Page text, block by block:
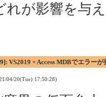
れが影響を与
VS2019 + Access MDBでエラーが
04/20(Tue) 17:50:28)